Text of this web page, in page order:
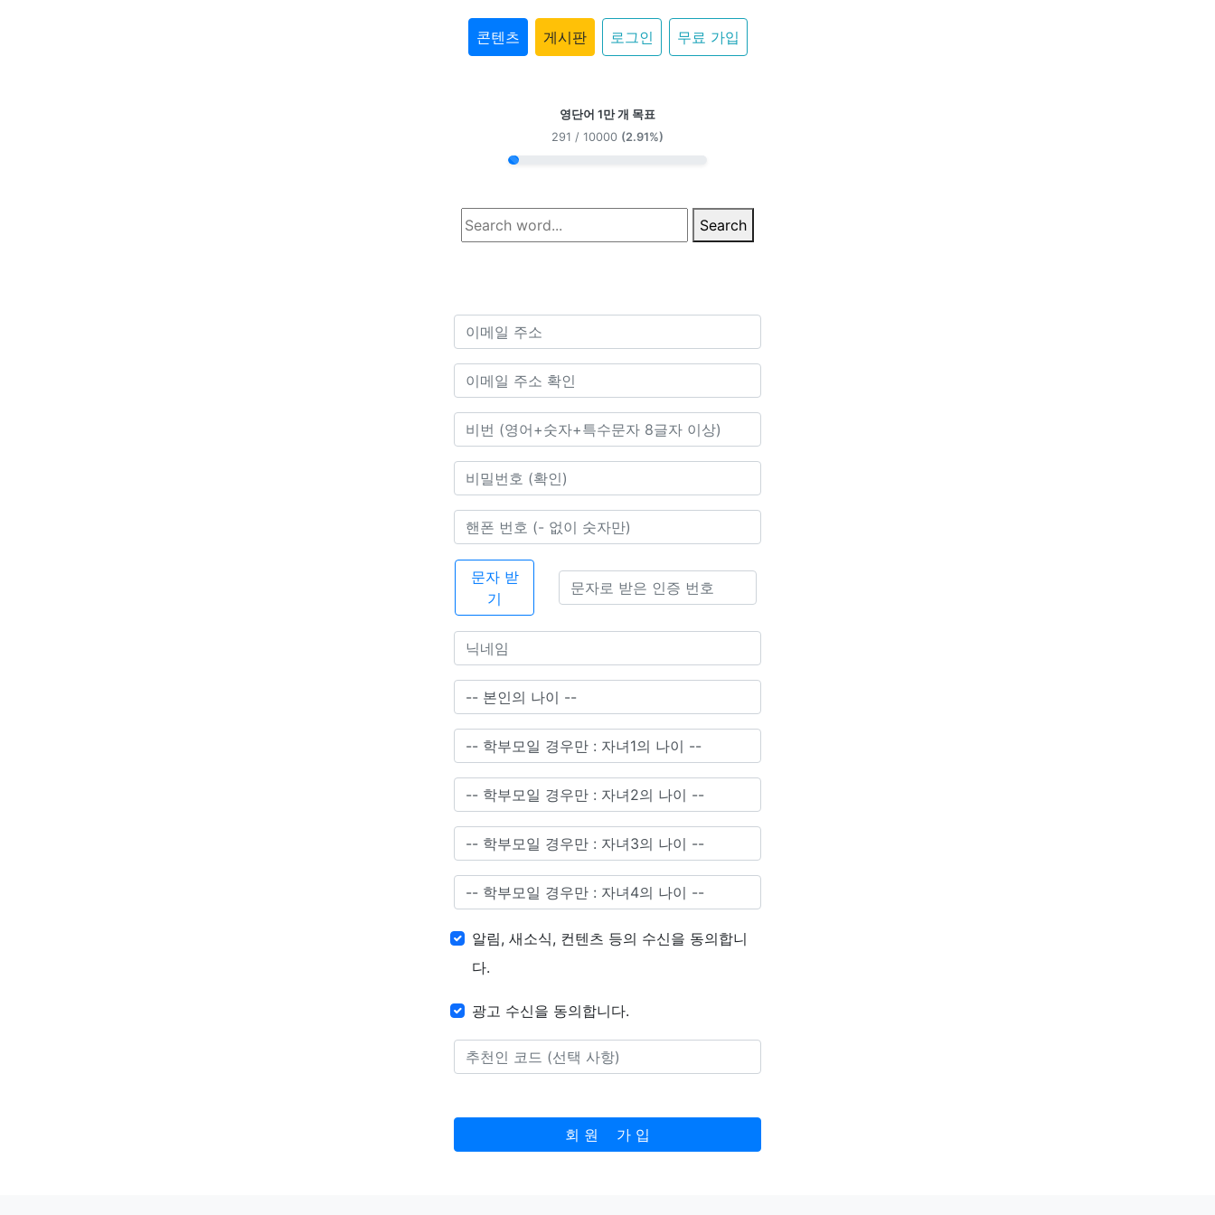
콘텐츠 게시판 로그인 무료 가입
영단어 1만 개 목표
291 / 10000 (2.91%)
Search
문자 받
기
알림, 새소식, 컨텐츠 등의 수신을 동의합니
다.
광고 수신을 동의합니다.
회 원 가 입